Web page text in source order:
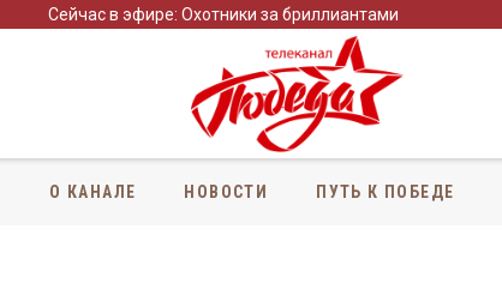
Сейчас в эфире: Охотники за бриллиантами
О КАНАЛЕ НОВОСТИ ПУТЬ К ПОБЕДЕ